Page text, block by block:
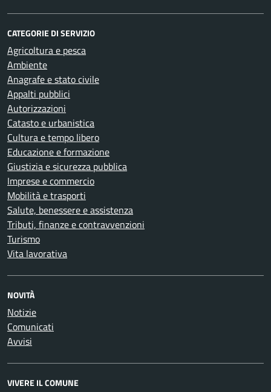
CATEGORIE DI SERVIZIO
Agricoltura e pesca
Ambiente
Anagrafe e stato civile
Appalti pubblici
Autorizzazioni
Catasto e urbanistica
Cultura e tempo libero
Educazione e formazione
Giustizia e sicurezza pubblica
Imprese e commercio
Mobilità e trasporti
Salute, benessere e assistenza
Tributi, finanze e contravvenzioni
Turismo
Vita lavorativa
NOVITÀ
Notizie
Comunicati
Avvisi
VIVERE IL COMUNE